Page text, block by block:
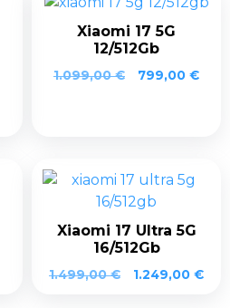
Xiaomi 17 5G
12/512Gb
1.099,00€ 799,00 €
Xiaomi 17 Ultra 5G
16/512Gb
1.499,00€ 1.249,00 €